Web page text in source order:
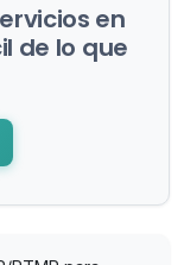
en
de lo que